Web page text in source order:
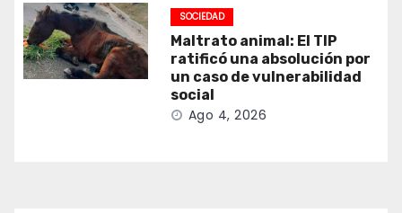
SOCIEDAD
Maltrato animal: El TIP
ratificó una absolución por
un caso de vulnerabilidad
social
Ago 4, 2026